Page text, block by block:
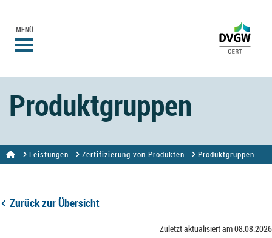
MENÜ
Produktgruppen
Leistungen Zertifizierung von Produkten Produktgruppen
Zurück zur Übersicht
Zuletzt aktualisiert am 08.08.2026